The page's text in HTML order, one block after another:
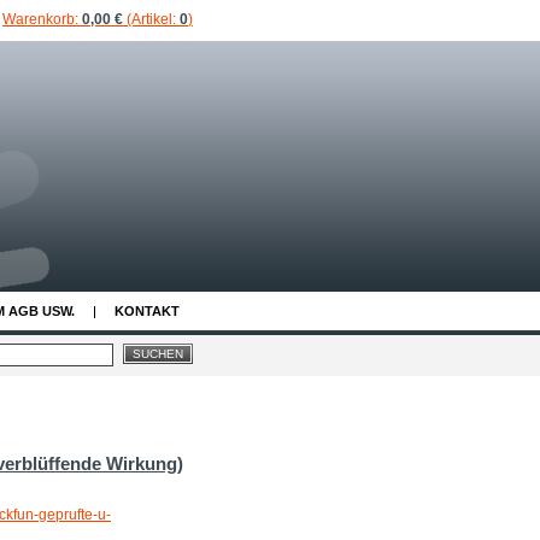
AGB USW. KONTAKT
Wirkung)
geprufte-u-
Warenkorb: 0,00 € (Artikel: 0)